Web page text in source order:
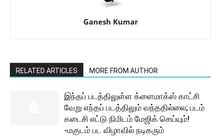
Ganesh Kumar
RELATED ARTICLES MORE FROM AUTHOR
இந்தப் படத்திலுள்ள க்ளைமாக்ஸ் காட்சி
வேறு எந்தப் படத்திலும் வந்ததில்லை; படம்
கடைசி எட்டு நிமிடம் மேஜிக் செய்யும்!
-மகுடம் பட விழாவில் நடிகரும்